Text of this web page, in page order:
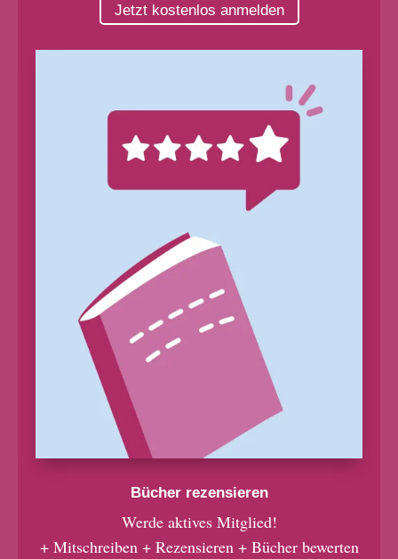
Jetzt kostenlos anmelden
Bücher rezensieren
Werde aktives Mitglied!
+ Mitschreiben + Rezensieren + Bücher bewerten